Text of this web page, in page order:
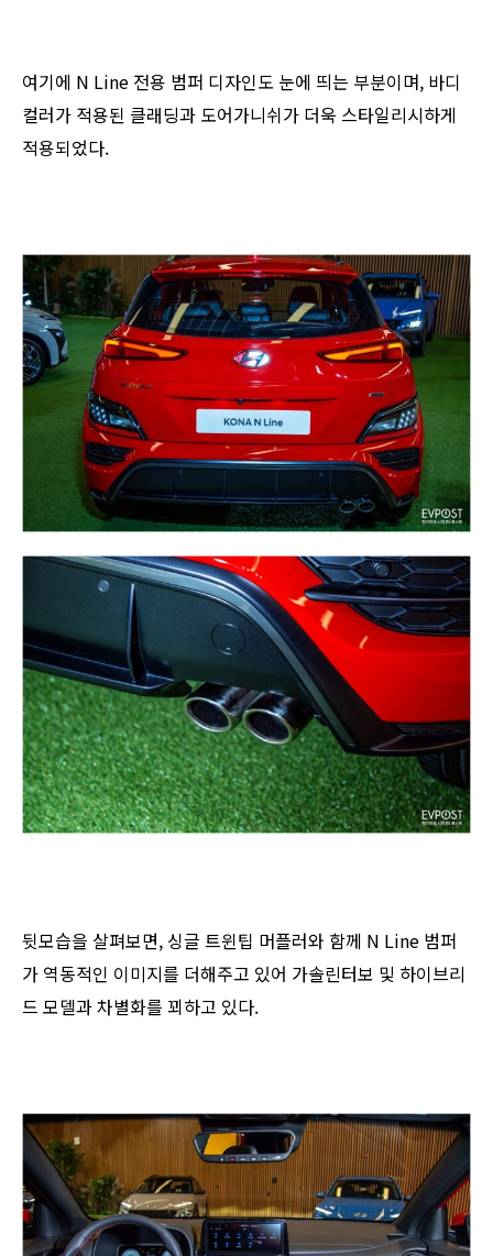
여기에 N Line 전용 범퍼 디자인도 눈에 띄는 부분이며, 바디
컬러가 적용된 클래딩과 도어가니쉬가 더욱 스타일리시하게
적용되었다.
뒷모습을 살펴보면, 싱글 트윈팁 머플러와 함께 N Line 범퍼
가 역동적인 이미지를 더해주고 있어 가솔린터보 및 하이브리
드 모델과 차별화를 꾀하고 있다.